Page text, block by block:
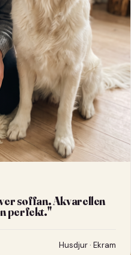
soffan. Akvarellen
perfekt."
Husdjur · Ekram